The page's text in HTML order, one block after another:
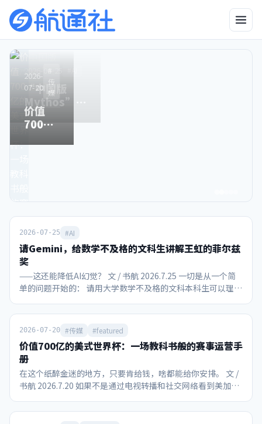
2026-
07-20 传
媒
价值
700亿
赛事运
营手册
“中国版
Mythos”：
比得上吗，
来得及吗？
2026-
05-06 传
媒
别了，
星空卫
04-23 #AI
有图也
无真相
的时
2026-
03-25 传
媒
Sora关
停之
2026-07-25 #AI
请Gemini，给数学不及格的文科生讲解王虹的菲尔兹
奖
——这还能降低AI幻觉？ 文 / 书航 2026.7.25 一切是从一个简
单的问题开始的： 请用大学数学不及格的文科本科生可以理解
Gemini 3.1 Pro时，社长已知该模型的能力和局限： 对网页搜
索的整合能力强 有够用的上下文长度和“大海捞针”能力，尽
管不是最好的 本质上还是概率机器，不可能懂自己在说什么
最大的缺点还是会迎合说话人，且提示词难以根源破解 然后我
跟Gemini聊了一个小时，最终得出的结论居然包括：王虹教
授研究的数学问题，可能会在实际应用后提升大语言模型和图
片生成等扩散模型的防幻觉能力。 ……？？ 我开始怀疑我大
学数学不及格是因为教材和老师教的不好，而Gemini如果没
有幻觉可能是个非常好的教材，至少达到了让我看起来像是懂
2026-07-20 #传媒 #featured
价值700亿的美式世界杯：一场教科书般的赛事运营手
册
在这个纸醉金迷的地方，只要肯给钱，啥都能给你安排。 文 /
书航 2026.7.20 如果不是通过电视转播和社交网络看到美加墨
性赛事能引爆如此强烈的消费狂热，也难怪国际足联对主办方